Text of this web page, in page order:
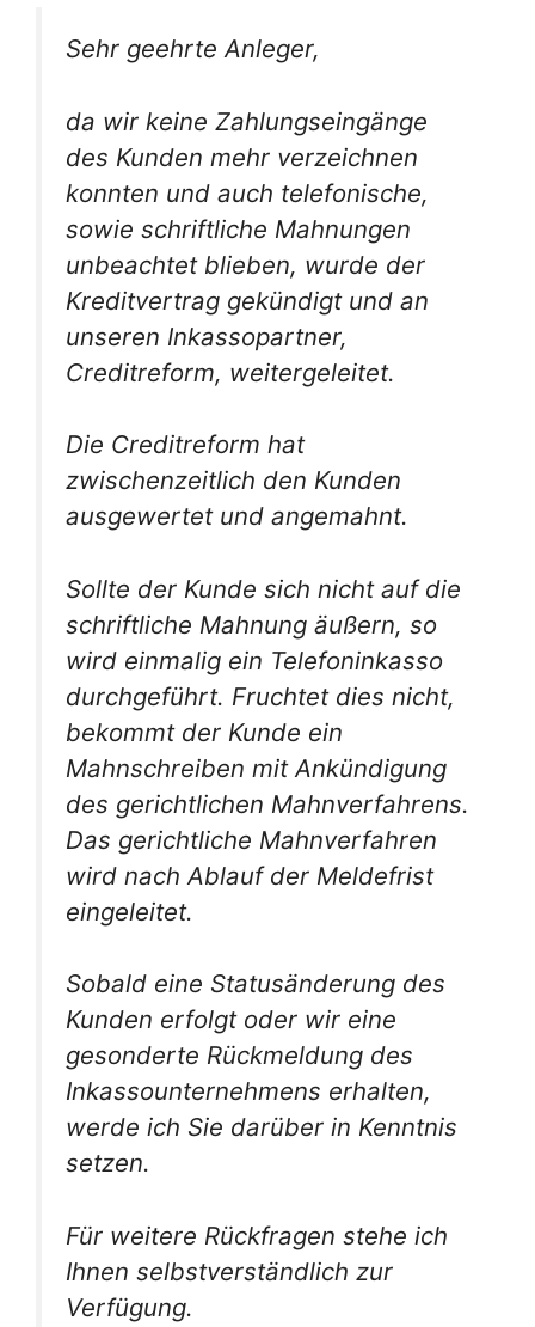
Sehr geehrte Anleger,
da wir keine Zahlungseingänge
des Kunden mehr verzeichnen
konnten und auch telefonische,
sowie schriftliche Mahnungen
unbeachtet blieben, wurde der
Kreditvertrag gekündigt und an
unseren Inkassopartner,
Creditreform, weitergeleitet.
Die Creditreform hat
zwischenzeitlich den Kunden
ausgewertet und angemahnt.
Sollte der Kunde sich nicht auf die
schriftliche Mahnung äußern, so
wird einmalig ein Telefoninkasso
durchgeführt. Fruchtet dies nicht,
bekommt der Kunde ein
Mahnschreiben mit Ankündigung
des gerichtlichen Mahnverfahrens.
Das gerichtliche Mahnverfahren
wird nach Ablauf der Meldefrist
eingeleitet.
Sobald eine Statusänderung des
Kunden erfolgt oder wir eine
gesonderte Rückmeldung des
Inkassounternehmens erhalten,
werde ich Sie darüber in Kenntnis
setzen.
Für weitere Rückfragen stehe ich
Ihnen selbstverständlich zur
Verfügung.